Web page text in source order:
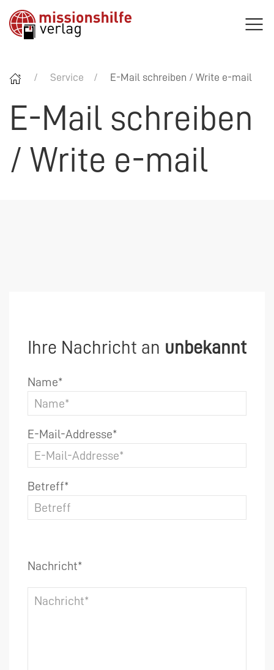
Service E-Mail schreiben / Write e-mail
E-Mail schreiben
/ Write e-mail
Ihre Nachricht an unbekannt
Name*
E-Mail-Addresse*
Betreff*
Nachricht*